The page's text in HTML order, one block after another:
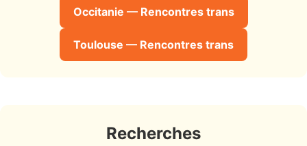
Occitanie — Rencontres trans
Toulouse — Rencontres trans
Recherches